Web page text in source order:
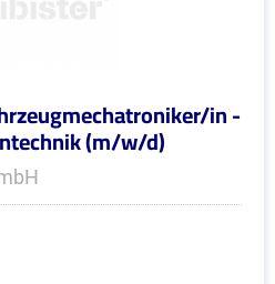
in -
(m/w/d)